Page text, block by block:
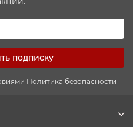
подписку
Политика безопасности